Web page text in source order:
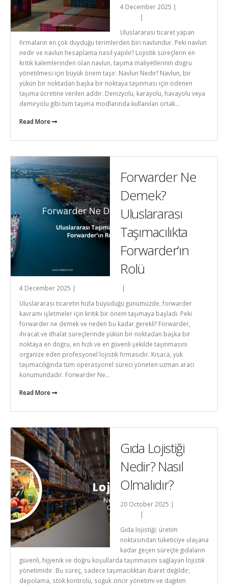
4 December 2025 |
|
Uluslararası ticaret yapan
firmaların en çok duyduğu terimlerden biri navlundur. Peki navlun
nedir ve navlun hesaplama nasıl yapılır? Lojistik süreçlerin en
kritik kalemlerinden olan navlun, taşıma maliyetlerinin doğru
yönetilmesi için büyük önem taşır. Navlun Nedir? Navlun, bir
yükün bir noktadan başka bir noktaya taşınması için ödenen
taşıma ücretine verilen addır. Denizyolu, karayolu, havayolu veya
demiryolu gibi tüm taşıma modlarında kullanılan ortak...
Read More
Forwarder Ne
Demek?
Uluslararası
Taşımacılıkta
Forwarder’ın
Rolü
4 December 2025 | |
Uluslararası ticaretin hızla büyüdüğü günümüzde, forwarder
kavramı işletmeler için kritik bir önem taşımaya başladı. Peki
forwarder ne demek ve neden bu kadar gerekli? Forwarder,
ihracat ve ithalat süreçlerinde yükün bir noktadan başka bir
noktaya en doğru, en hızlı ve en güvenli şekilde taşınmasını
organize eden profesyonel lojistik firmasıdır. Kısaca, yük
taşımacılığında tüm operasyonel süreci yöneten uzman aracı
konumundadır. Forwarder Ne...
Read More
Gıda Lojistiği
Nedir? Nasıl
Olmalıdır?
20 October 2025 |
|
Gıda lojistiği; üretim
noktasından tüketiciye ulaşana
kadar geçen süreçte gıdaların
güvenli, hijyenik ve doğru koşullarda taşınmasını sağlayan lojistik
yönetimidir. Bu süreç, sadece taşımacılıktan ibaret değildir;
depolama, stok kontrolü, soğuk zincir yönetimi ve dağıtım